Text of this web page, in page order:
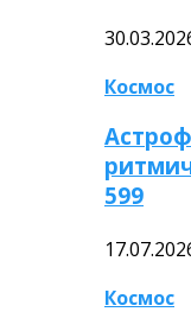
Космос
599
Космос